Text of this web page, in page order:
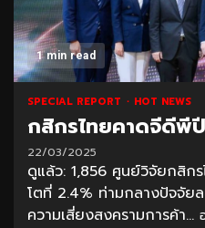
1 min read
SPECIAL REPORT HOT NEWS
กสิกรไทยคาดจีดีพี
22/03/2025
ดูแล้ว: 1,856 ศูนย์วิจัยกสิ
โตที่ 2.4% ท่ามกลางปัจจัย
ความเสี่ยงสงครามการค้า...